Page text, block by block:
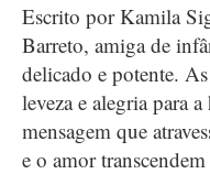
Escrito por Kamila
Barreto, amiga de
delicado e potente.
leveza e alegria para
mensagem que
e o amor